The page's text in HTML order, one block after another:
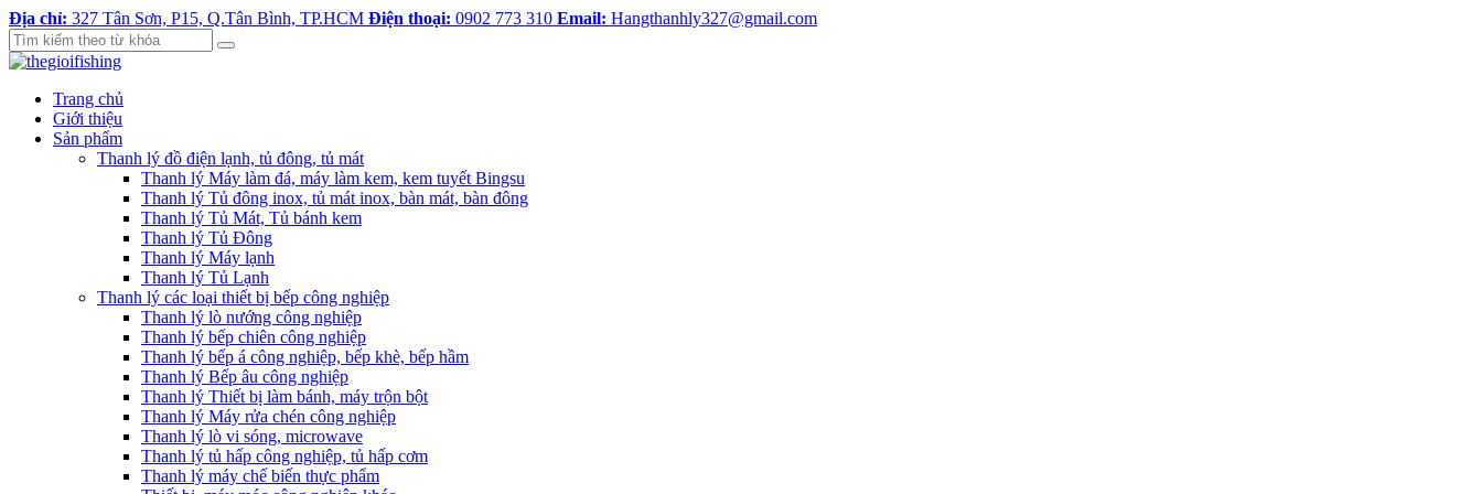
Địa chỉ: 327 Tân Sơn, P15, Q.Tân Bình, TP.HCM Điện thoại: 0902 773 310 Email: Hangthanhly327@gmail.com
Trang chủ
Giới thiệu
Sản phẩm
Thanh lý đồ điện lạnh, tủ đông, tủ mát
Thanh lý Máy làm đá, máy làm kem, kem tuyết Bingsu
Thanh lý Tủ đông inox, tủ mát inox, bàn mát, bàn đông
Thanh lý Tủ Mát, Tủ bánh kem
Thanh lý Tủ Đông
Thanh lý Máy lạnh
Thanh lý Tủ Lạnh
Thanh lý các loại thiết bị bếp công nghiệp
Thanh lý lò nướng công nghiệp
Thanh lý bếp chiên công nghiệp
Thanh lý bếp á công nghiệp, bếp khè, bếp hầm
Thanh lý Bếp âu công nghiệp
Thanh lý Thiết bị làm bánh, máy trộn bột
Thanh lý Máy rửa chén công nghiệp
Thanh lý lò vi sóng, microwave
Thanh lý tủ hấp công nghiệp, tủ hấp cơm
Thanh lý máy chế biến thực phẩm